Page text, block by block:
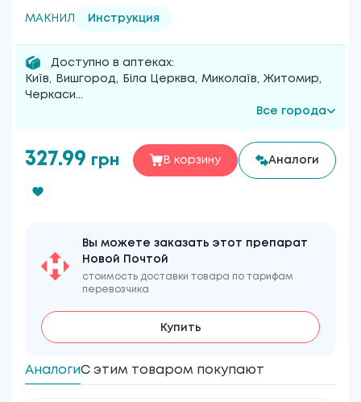
МАКНИЛ Инструкция
Доступно в аптеках:
Київ, Вишгород, Біла Церква, Миколаїв, Житомир,
Черкаси...
Все города
327.99 грн В корзину Аналоги
Вы можете заказать этот препарат
Новой Почтой
стоимость доставки товара по тарифам
перевозчика
Купить
АналогиС этим товаром покупают